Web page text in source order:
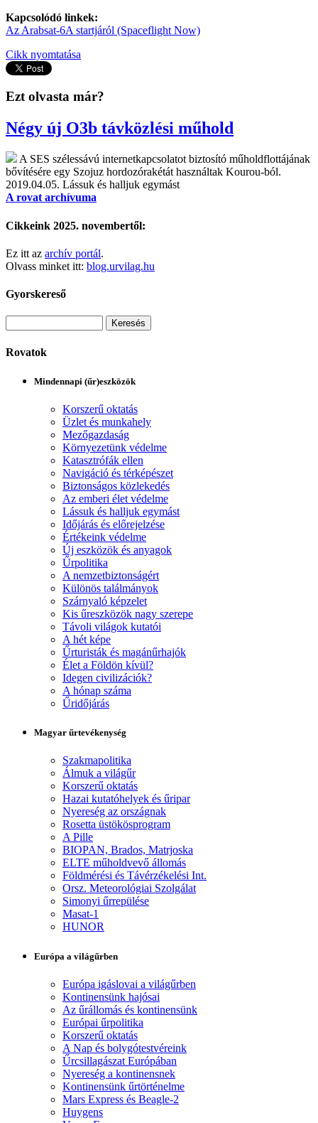
Kapcsolódó linkek:
Az Arabsat-6A startjáról (Spaceflight Now)
Cikk nyomtatása
Ezt olvasta már?
Négy új O3b távközlési műhold
A SES szélessávú internetkapcsolatot biztosító műholdflottájának
bővítésére egy Szojuz hordozórakétát használtak Kourou-ból.
2019.04.05. Lássuk és halljuk egymást
A rovat archívuma
Cikkeink 2025. novembertől:
Ez itt az archív portál.
Olvass minket itt: blog.urvilag.hu
Gyorskereső
Rovatok
Mindennapi (űr)eszközök
Korszerű oktatás
Üzlet és munkahely
Mezőgazdaság
Környezetünk védelme
Katasztrófák ellen
Navigáció és térképészet
Biztonságos közlekedés
Az emberi élet védelme
Lássuk és halljuk egymást
Időjárás és előrejelzése
Értékeink védelme
Új eszközök és anyagok
Űrpolitika
A nemzetbiztonságért
Különös találmányok
Szárnyaló képzelet
Kis űreszközök nagy szerepe
Távoli világok kutatói
A hét képe
Űrturisták és magánűrhajók
Élet a Földön kívül?
Idegen civilizációk?
A hónap száma
Űridőjárás
Magyar űrtevékenység
Szakmapolitika
Álmuk a világűr
Korszerű oktatás
Hazai kutatóhelyek és űripar
Nyereség az országnak
Rosetta üstökösprogram
A Pille
BIOPAN, Brados, Matrjoska
ELTE műholdvevő állomás
Földmérési és Távérzékelési Int.
Orsz. Meteorológiai Szolgálat
Simonyi űrrepülése
Masat-1
HUNOR
Európa a világűrben
Európa igáslovai a világűrben
Kontinensünk hajósai
Az űrállomás és kontinensünk
Európai űrpolitika
Korszerű oktatás
A Nap és bolygótestvéreink
Űrcsillagászat Európában
Nyereség a kontinensnek
Kontinensünk űrtörténelme
Mars Express és Beagle-2
Huygens